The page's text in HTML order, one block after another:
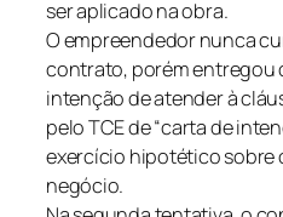
ser aplicado na obra.
O empreendedor nunca
contrato, porém entregou
intenção de atender à
pelo TCE de “carta de
exercício hipotético sobre
negócio.